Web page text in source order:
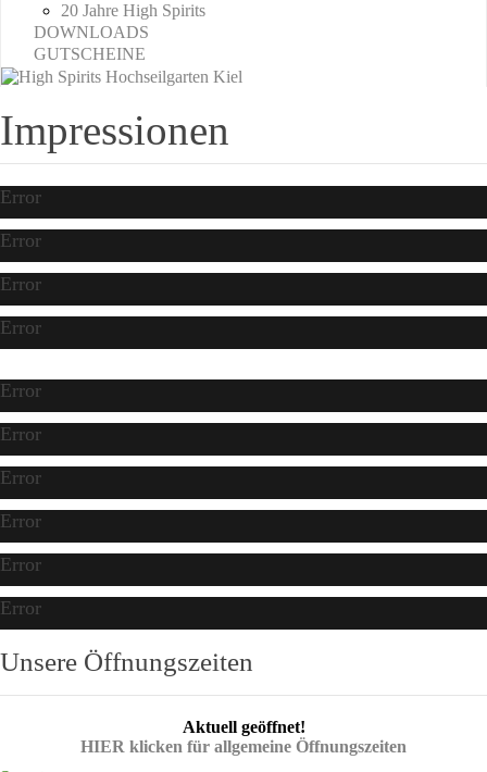
20 Jahre High Spirits
DOWNLOADS
GUTSCHEINE
Impressionen
Error
Error
Error
Error
Error
Error
Error
Error
Error
Error
Unsere Öffnungszeiten
Aktuell geöffnet!
HIER klicken für allgemeine Öffnungszeiten